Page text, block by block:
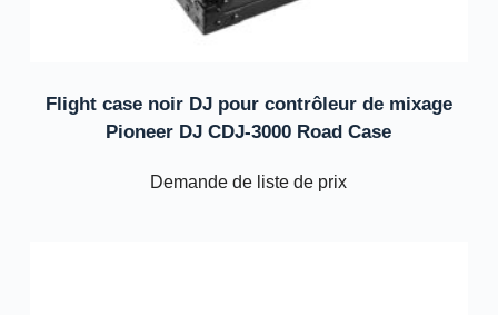
Flight case noir DJ pour contrôleur de mixage
Pioneer DJ CDJ-3000 Road Case
Demande de liste de prix